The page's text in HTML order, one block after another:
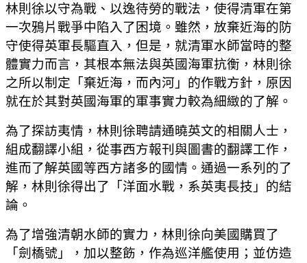
林則徐以守為戰、以逸待勞的戰法，使得清軍在第
一次鴉片戰爭中陷入了困境。雖然，放棄近海的防
守使得英軍長驅直入，但是，就清軍水師當時的整
體實力而言，其根本無法與英國海軍抗衡，林則徐
之所以制定「棄近海，而內河」的作戰方針，原因
就在於其對英國海軍的軍事實力較為細緻的了解。
為了探訪夷情，林則徐聘請通曉英文的相關人士，
組成翻譯小組，從事西方報刊與圖書的翻譯工作，
進而了解英國等西方諸多的國情。通過一系列的了
解，林則徐得出了「洋面水戰，系英夷長技」的結
論。
為了增強清朝水師的實力，林則徐向美國購買了
「劍橋號」，加以整飭，作為巡洋艦使用；並仿造